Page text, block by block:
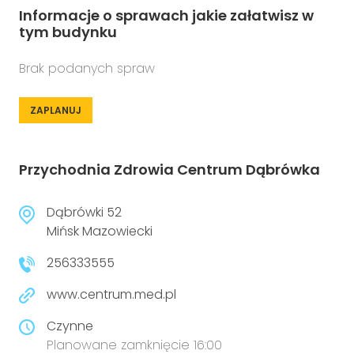
Informacje o sprawach jakie załatwisz w
tym budynku
Brak podanych spraw
ZAPLANUJ
Przychodnia Zdrowia Centrum Dąbrówka
Dąbrówki 52
Mińsk Mazowiecki
256333555
www.centrum.med.pl
Czynne
Planowane zamknięcie 16:00